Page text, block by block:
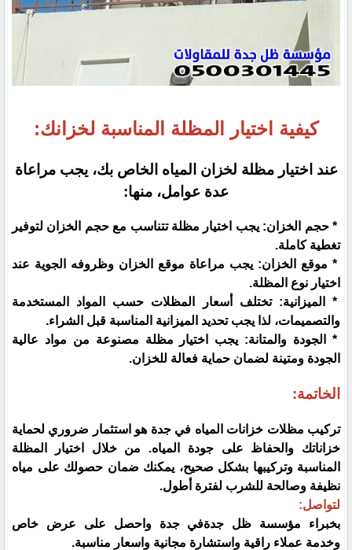
كيفية اختيار المظلة المناسبة لخزانك:
عند اختيار مظلة لخزان المياه الخاص بك، يجب مراعاة
عدة عوامل، منها:
* حجم الخزان: يجب اختيار مظلة تتناسب مع حجم الخزان لتوفير
تغطية كاملة.
* موقع الخزان: يجب مراعاة موقع الخزان وظروفه الجوية عند
اختيار نوع المظلة.
* الميزانية: تختلف أسعار المظلات حسب المواد المستخدمة
والتصميمات، لذا يجب تحديد الميزانية المناسبة قبل الشراء.
* الجودة والمتانة: يجب اختيار مظلة مصنوعة من مواد عالية
الجودة ومتينة لضمان حماية فعالة للخزان.
الخاتمة:
تركيب مظلات خزانات المياه في جدة هو استثمار ضروري لحماية
خزاناتك والحفاظ على جودة المياه. من خلال اختيار المظلة
المناسبة وتركيبها بشكل صحيح، يمكنك ضمان حصولك على مياه
نظيفة وصالحة للشرب لفترة أطول.
لتواصل:
بخبراء مؤسسة ظل جدةفي جدة واحصل على عرض خاص
وخدمة عملاء راقية واستشارة مجانية واسعار مناسبة.